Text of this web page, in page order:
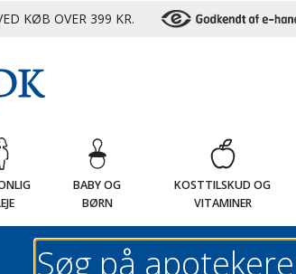
KØB OVER 399 KR.
BABY OG
BØRN
KOSTTILSKUD OG
VITAMINER